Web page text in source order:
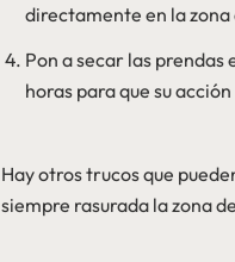
directamente en la zona
Pon a secar las
horas para que su
Hay otros trucos que
siempre rasurada la zona